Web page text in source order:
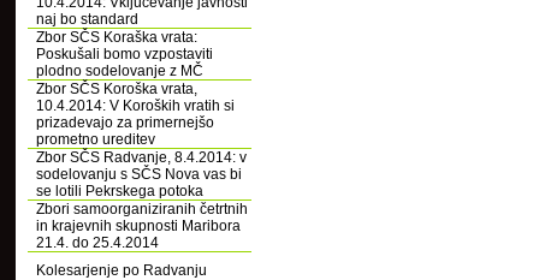
naj bo standard
Zbor SČS Koraška vrata:
Poskušali bomo vzpostaviti
plodno sodelovanje z MČ
Zbor SČS Koroška vrata,
10.4.2014: V Koroških vratih si
prizadevajo za primernejšo
prometno ureditev
Zbor SČS Radvanje, 8.4.2014: v
sodelovanju s SČS Nova vas bi
se lotili Pekrskega potoka
Zbori samoorganiziranih četrtnih
in krajevnih skupnosti Maribora
21.4. do 25.4.2014
Kolesarjenje po Radvanju